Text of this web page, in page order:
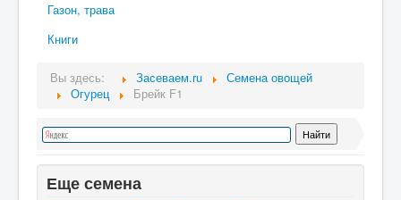
Газон, трава
Книги
Вы здесь: Засеваем.ru
Семена овощей
Огурец
Брейк F1
Еще семена